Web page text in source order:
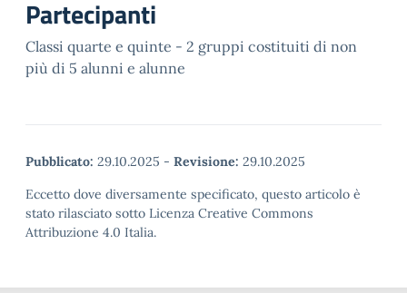
Partecipanti
Classi quarte e quinte - 2 gruppi costituiti di non
più di 5 alunni e alunne
Pubblicato: 29.10.2025 - Revisione: 29.10.2025
Eccetto dove diversamente specificato, questo articolo è
stato rilasciato sotto Licenza Creative Commons
Attribuzione 4.0 Italia.